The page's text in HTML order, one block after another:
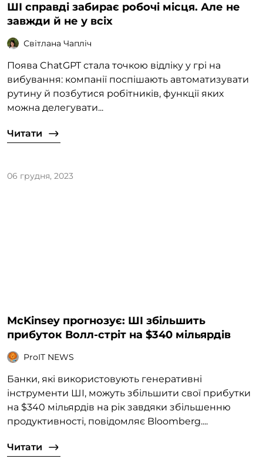
ШІ справді забирає робочі місця. Але не
завжди й не у всіх
Світлана Чапліч
Поява ChatGPT стала точкою відліку у грі на
вибування: компанії поспішають автоматизувати
рутину й позбутися робітників, функції яких
можна делегувати...
Читати
06 грудня, 2023
McKinsey прогнозує: ШІ збільшить
прибуток Волл-стріт на $340 мільярдів
ProIT NEWS
Банки, які використовують генеративні
інструменти ШІ, можуть збільшити свої прибутки
на $340 мільярдів на рік завдяки збільшенню
продуктивності, повідомляє Bloomberg....
Читати